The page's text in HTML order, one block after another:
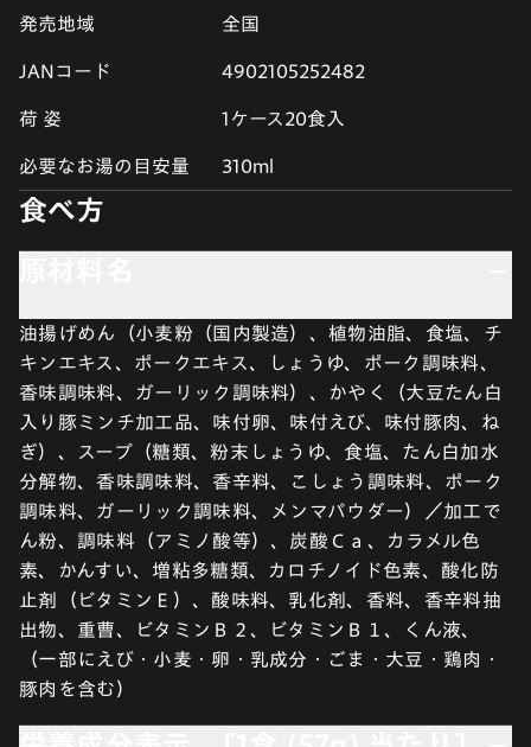
発売地域 全国
JANコード 4902105252482
荷 姿 1ケース20食入
必要なお湯の目安量 310ml
食べ方
油揚げめん（小麦粉（国内製造）、植物油脂、食塩、チ
キンエキス、ポークエキス、しょうゆ、ポーク調味料、
香味調味料、ガーリック調味料）、かやく（大豆たん白
入り豚ミンチ加工品、味付卵、味付えび、味付豚肉、ね
ぎ）、スープ（糖類、粉末しょうゆ、食塩、たん白加水
分解物、香味調味料、香辛料、こしょう調味料、ポーク
調味料、ガーリック調味料、メンマパウダー）／加工で
ん粉、調味料（アミノ酸等）、炭酸Ｃａ、カラメル色
素、かんすい、増粘多糖類、カロチノイド色素、酸化防
止剤（ビタミンＥ）、酸味料、乳化剤、香料、香辛料抽
出物、重曹、ビタミンＢ２、ビタミンＢ１、くん液、
（一部にえび・小麦・卵・乳成分・ごま・大豆・鶏肉・
豚肉を含む）